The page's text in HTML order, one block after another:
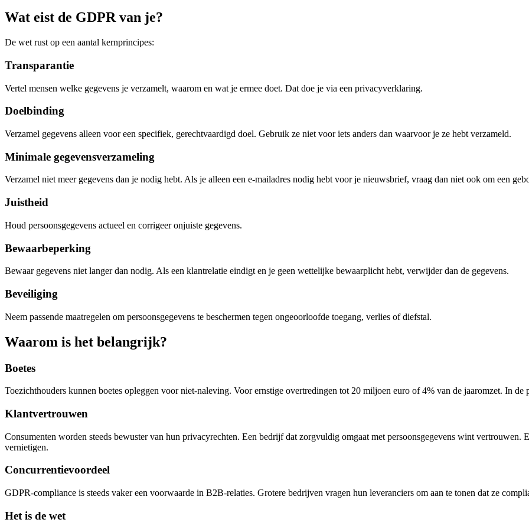
Wat eist de GDPR van je?
De wet rust op een aantal kernprincipes:
Transparantie
Vertel mensen welke gegevens je verzamelt, waarom en wat je ermee doet. Dat doe je via een privacyverklaring.
Doelbinding
Verzamel gegevens alleen voor een specifiek, gerechtvaardigd doel. Gebruik ze niet voor iets anders dan waarvoor je ze hebt verzameld.
Minimale gegevensverzameling
Verzamel niet meer gegevens dan je nodig hebt. Als je alleen een e-mailadres nodig hebt voor je nieuwsbrief, vraag dan niet ook om een
Juistheid
Houd persoonsgegevens actueel en corrigeer onjuiste gegevens.
Bewaarbeperking
Bewaar gegevens niet langer dan nodig. Als een klantrelatie eindigt en je geen wettelijke bewaarplicht hebt, verwijder dan de gegevens.
Beveiliging
Neem passende maatregelen om persoonsgegevens te beschermen tegen ongeoorloofde toegang, verlies of diefstal.
Waarom is het belangrijk?
Boetes
Toezichthouders kunnen boetes opleggen voor niet-naleving. Voor ernstige overtredingen tot 20 miljoen euro of 4% van de jaaromzet. In
Klantvertrouwen
Consumenten worden steeds bewuster van hun privacyrechten. Een bedrijf dat zorgvuldig omgaat met persoonsgegevens wint
vernietigen.
Concurrentievoordeel
GDPR-compliance is steeds vaker een voorwaarde in B2B-relaties. Grotere bedrijven vragen hun leveranciers om aan te tonen dat ze
Het is de wet